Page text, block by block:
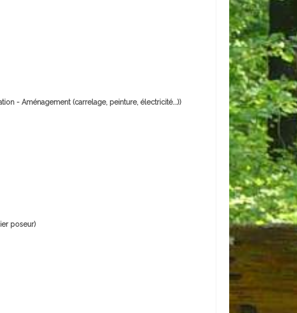
- Aménagement (carrelage, peinture, électricité...))
poseur)